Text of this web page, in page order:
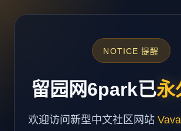
NOTICE 提醒
留园网6park已永
欢迎访问新型中文社区网站